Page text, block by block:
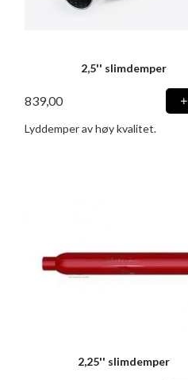
2,5'' slimdemper
839,00
Lyddemper av høy kvalitet.
2,25'' slimdemper